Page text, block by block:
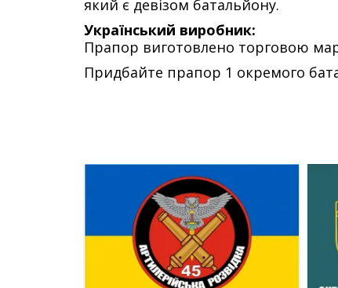
який є девізом батальйону.
Український виробник:
Прапор виготовлено торговою
Придбайте прапор 1 окремого